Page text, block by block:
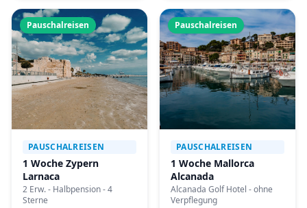
Pauschalreisen
PAUSCHALREISEN
1 Woche Zypern
Larnaca
2 Erw. - Halbpension - 4
Sterne
Pauschalreisen
PAUSCHALREISEN
1 Woche Mallorca
Alcanada
Alcanada Golf Hotel - ohne
Verpflegung